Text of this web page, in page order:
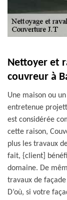
Nettoyer et
couvreur à
Une maison ou
entretenue
est considérée
cette raison,
plus les travaux
fait, {client]
domaine. De
travaux de
D’où, si votre